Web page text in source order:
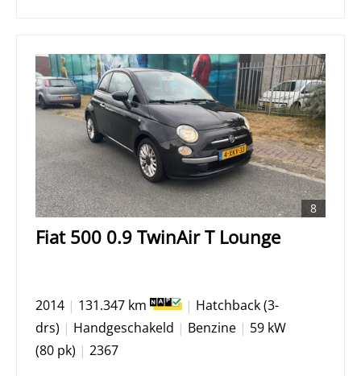
8
Fiat 500 0.9 TwinAir T Lounge
2014 | 131.347 km | Hatchback (3-
drs) | Handgeschakeld | Benzine | 59 kW
(80 pk) | 2367